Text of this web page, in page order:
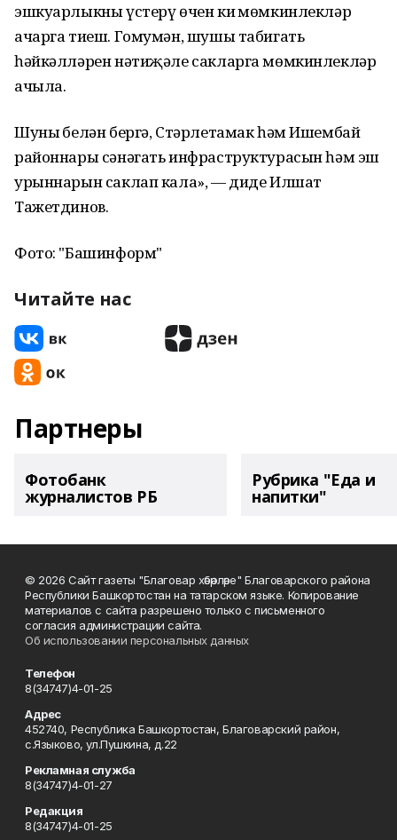
эшкуарлыкны үстерү өчен киң мөмкинлекләр
ачарга тиеш. Гомумән, шушы табигать
һәйкәлләрен нәтиҗәле сакларга мөмкинлекләр
ачыла.
Шуның белән бергә, Стәрлетамак һәм Ишембай
районнары сәнәгать инфраструктурасын һәм эш
урыннарын саклап кала», — диде Илшат
Тажетдинов.
Фото: "Башинформ"
Читайте нас
Партнеры
Фотобанк
журналистов РБ
Рубрика "Еда и
напитки"
© 2026 Сайт газеты "Благовар хәбәрләре" Благоварского района
Республики Башкортостан на татарском языке. Копирование
материалов с сайта разрешено только с письменного
согласия администрации сайта.
Об использовании персональных данных
Телефон
8(34747)4-01-25
Адрес
452740, Республика Башкортостан, Благоварский район,
с.Языково, ул.Пушкина, д.22
Рекламная служба
8(34747)4-01-27
Редакция
8(34747)4-01-25